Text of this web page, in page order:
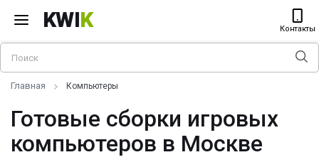
KWIK Контакты
Главная Компьютеры
Готовые сборки игровых
компьютеров в Москве